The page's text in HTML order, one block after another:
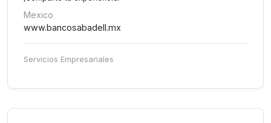
Mexico
www.bancosabadell.mx
Servicios Empresariales